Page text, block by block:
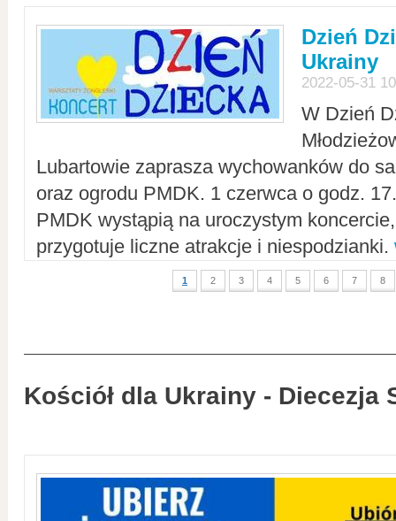
Dzień
Ukrainy
2022-05-31
W Dzień
Lubartowie zaprasza wychowanków do
oraz ogrodu PMDK. 1 czerwca o godz.
PMDK wystąpią na uroczystym
przygotuje liczne atrakcje i niespodzianki.
1 2 3 4 5 6 7 8
Kościół dla Ukrainy - Diecezja